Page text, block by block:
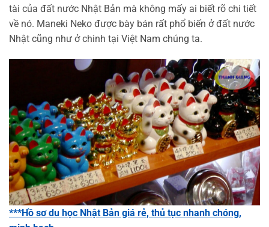
tài của đất nước Nhật Bản mà không mấy ai biết rõ chi tiết
về nó. Maneki Neko được bày bán rất phổ biến ở đất nước
Nhật cũng như ở chinh tại Việt Nam chúng ta.
***Hồ sơ du học Nhật Bản giá rẻ, thủ tục nhanh chóng,